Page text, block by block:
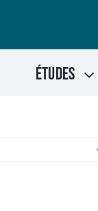
Études